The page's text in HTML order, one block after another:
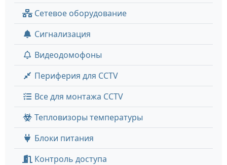
Сетевое оборудование
Сигнализация
Видеодомофоны
Периферия для CCTV
Все для монтажа CCTV
Тепловизоры температуры
Блоки питания
Контроль доступа